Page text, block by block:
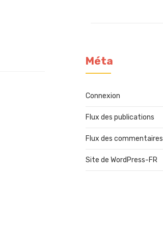
Méta
Connexion
Flux des publications
Flux des commentaires
Site de WordPress-FR